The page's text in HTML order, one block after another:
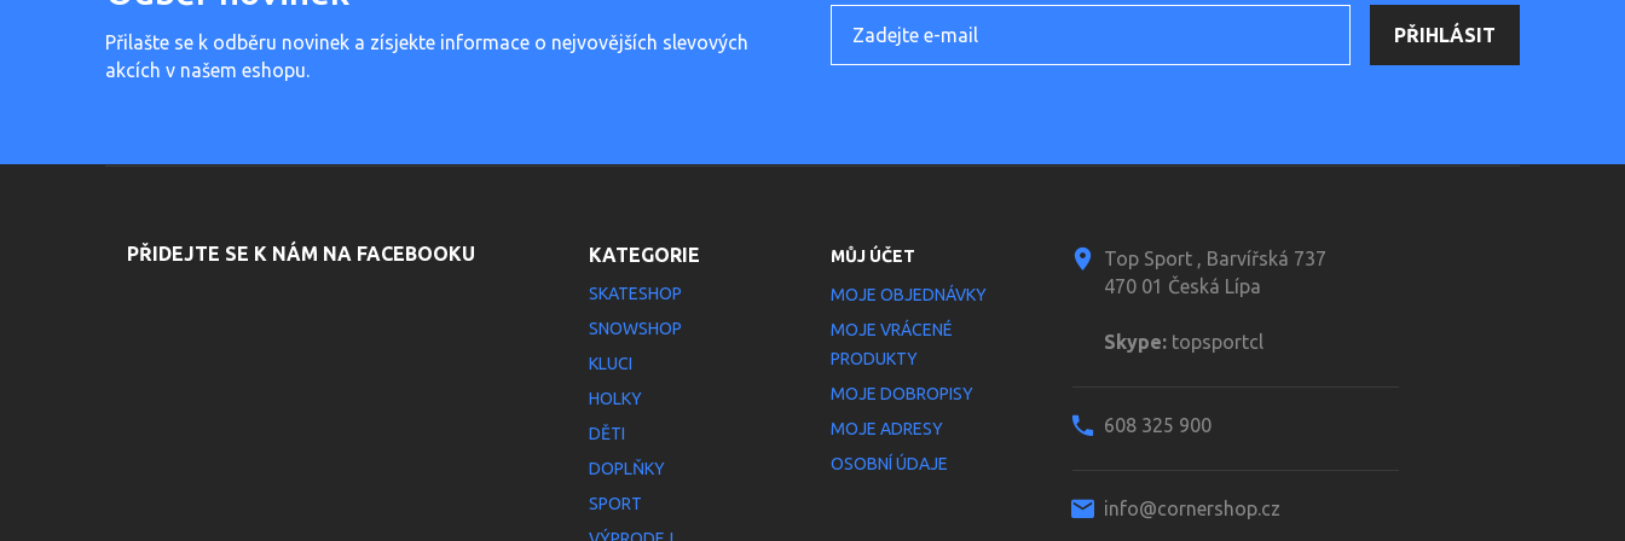
Přilašte se k odběru novinek a zísjekte informace o nejvovějších slevových
akcích v našem eshopu.
PŘIDEJTE SE K NÁM NA FACEBOOKU KATEGORIE
SKATESHOP
SNOWSHOP
KLUCI
HOLKY
DĚTI
DOPLŇKY
SPORT
MŮJ ÚČET
MOJE OBJEDNÁVKY
MOJE VRÁCENÉ
PRODUKTY
MOJE DOBROPISY
MOJE ADRESY
OSOBNÍ ÚDAJE
Top Sport , Barvířská 737
470 01 Česká Lípa
Skype:topsportcl
608 325 900
info@cornershop.cz